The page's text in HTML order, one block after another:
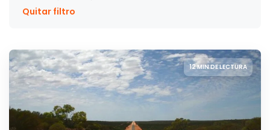
Quitar filtro
12 MIN DE LECTURA